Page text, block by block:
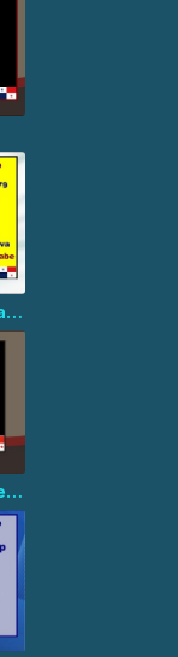
Johnny Pacheco - Guaguanco pal' que sabe
Salsa Clásica: Mix de Pete "El Conde" Rodríguez